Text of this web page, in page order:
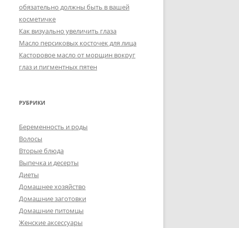
обязательно должны быть в вашей
косметичке
Как визуально увеличить глаза
Масло персиковых косточек для лица
Касторовое масло от морщин вокруг
глаз и пигментных пятен
РУБРИКИ
Беременность и роды
Волосы
Вторые блюда
Выпечка и десерты
Диеты
Домашнее хозяйство
Домашние заготовки
Домашние питомцы
Женские аксессуары